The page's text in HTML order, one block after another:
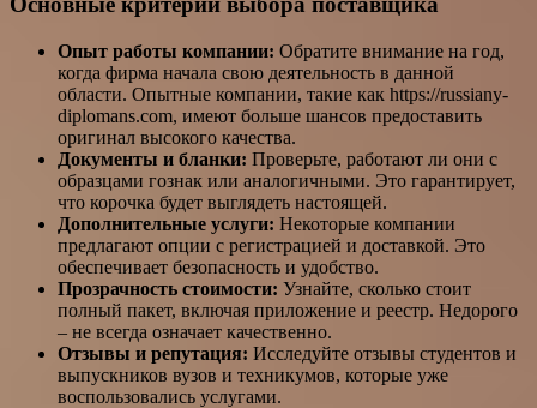
Опыт работы компании: Обратите внимание на год,
когда фирма начала свою деятельность в данной
области. Опытные компании, такие как https://russiany-
diplomans.com, имеют больше шансов предоставить
оригинал высокого качества.
Документы и бланки: Проверьте, работают ли они с
образцами гознак или аналогичными. Это гарантирует,
что корочка будет выглядеть настоящей.
Дополнительные услуги: Некоторые компании
предлагают опции с регистрацией и доставкой. Это
обеспечивает безопасность и удобство.
Прозрачность стоимости: Узнайте, сколько стоит
полный пакет, включая приложение и реестр. Недорого
– не всегда означает качественно.
Отзывы и репутация: Исследуйте отзывы студентов и
выпускников вузов и техникумов, которые уже
воспользовались услугами.